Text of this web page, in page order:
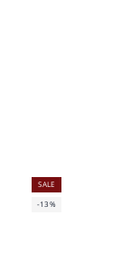
SALE
-13%